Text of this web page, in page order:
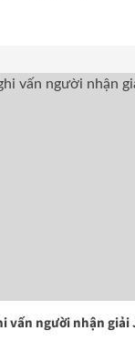
vấn người nhận giải